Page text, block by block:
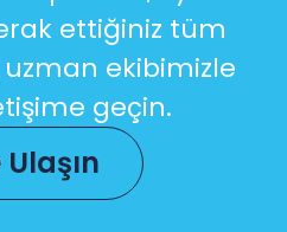
ettiğiniz tüm
uzman ekibimizle
geçin.
Ulaşın